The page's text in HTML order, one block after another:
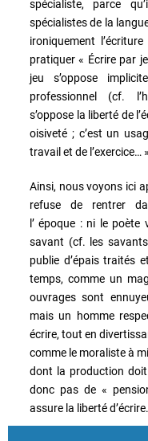
spécialiste, parce
spécialistes de la
ironiquement
pratiquer « Écrire par
jeu s’oppose
professionnel (cf.
s’oppose la liberté de
oisiveté ; c’est un
travail et de l’exercice…
Ainsi, nous voyons ici
refuse de rentrer
l’ époque : ni le
savant (cf. les
publie d’épais traités
temps, comme un
ouvrages sont
mais un homme
écrire, tout en
comme le moraliste à
dont la production
donc pas de «
assure la liberté d’écrire.